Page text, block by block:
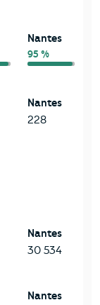
Nantes
95 %
Nantes
228
Nantes
30 534
Nantes